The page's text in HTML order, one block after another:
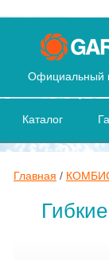
Официальный
Каталог
Главная /